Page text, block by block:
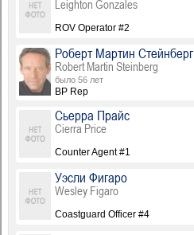
Leighton Gonzales
ROV Operator #2
Роберт Мартин Стейнберг
Robert Martin Steinberg
было 56 лет
BP Rep
Сьерра Прайс
Cierra Price
Counter Agent #1
Уэсли Фигаро
Wesley Figaro
Coastguard Officer #4